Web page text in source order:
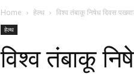
Home हेल्थ विश्व तंबाकू निषेध दिवस
हेल्थ
विश्व तंबाकू